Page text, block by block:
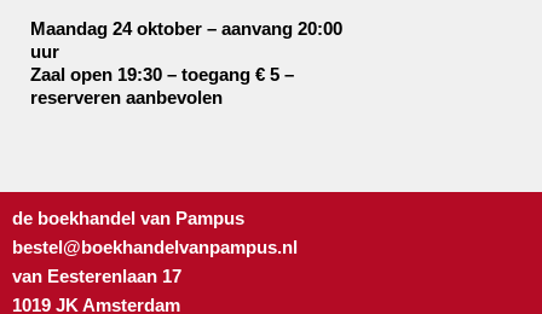
Maandag 24 oktober – aanvang 20:00
uur
Zaal open 19:30 – toegang € 5 –
reserveren aanbevolen
de boekhandel van Pampus
bestel@boekhandelvanpampus.nl
van Eesterenlaan 17
1019 JK Amsterdam